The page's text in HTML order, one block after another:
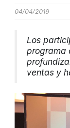
04/04/2019
Los
programa
ventas y